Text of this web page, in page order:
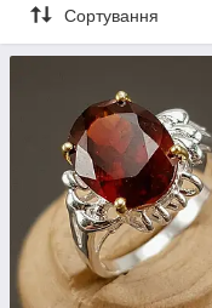
Сортування